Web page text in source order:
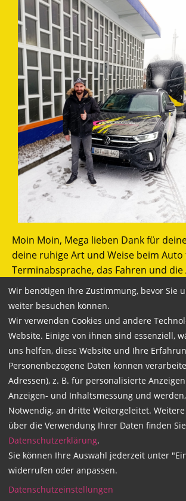
Moin Moin, Mega lieben Dank für
deine ruhige Art und Weise beim Auto
Terminabsprache, das Fahren und
wie du auf Fragen eingehst, sind super.
bist, lass dich nicht stressen und all
Vielen Dank Daniel
Super Fahrlehrer
21.01.2026von Gesa | Mein
Johannes Beekmann
Ich habe heute meinen Führerschein
hatte echt eine richtig gute Zeit in der
freundlich, total geduldig und hat mir
Wir benötigen Ihre Zustimmung, bevor Sie
weiter besuchen können.
Wir verwenden Cookies und andere
Website. Einige von ihnen sind essenziell,
uns helfen, diese Website und Ihre
Personenbezogene Daten können
Adressen), z. B. für personalisierte
Anzeigen- und Inhaltsmessung und
Notwendig, an dritte Weitergeleitet.
über die Verwendung Ihrer Daten finden
Datenschutzerklärung.
Sie können Ihre Auswahl jederzeit unter
widerrufen oder anpassen.
Datenschutzeinstellungen